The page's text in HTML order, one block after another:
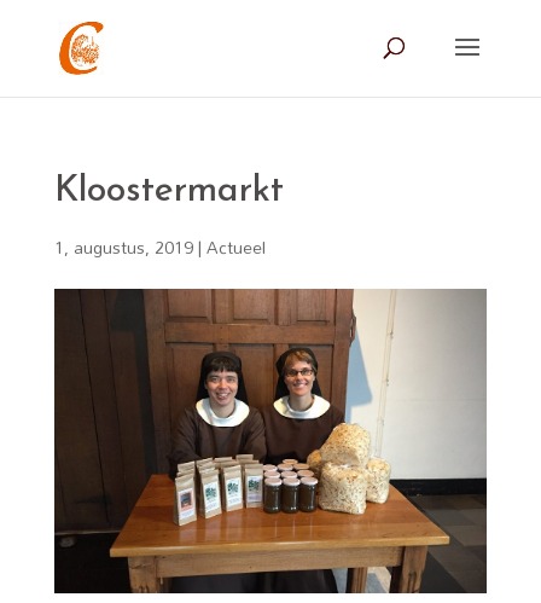
Kloostermarkt
1, augustus, 2019|Actueel